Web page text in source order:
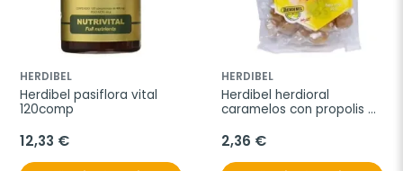
HERDIBEL
Herdibel pasiflora vital
120comp
12,33 €
HERDIBEL
Herdibel herdioral
caramelos con propolis
2,36 €